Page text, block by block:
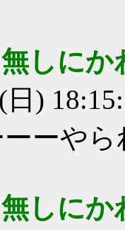
しに
日)
ーや
しに